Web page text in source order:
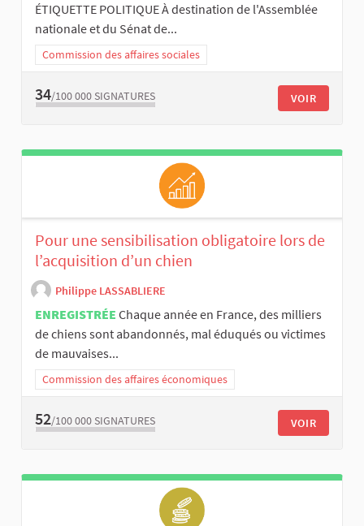
ÉTIQUETTE POLITIQUE À destination de l'Assemblée
nationale et du Sénat de...
Commission des affaires sociales
34/100 000 SIGNATURES VOIR
Pour une sensibilisation obligatoire lors de
l’acquisition d’un chien
Philippe LASSABLIERE
ENREGISTRÉE Chaque année en France, des milliers
de chiens sont abandonnés, mal éduqués ou victimes
de mauvaises...
Commission des affaires économiques
52/100 000 SIGNATURES VOIR